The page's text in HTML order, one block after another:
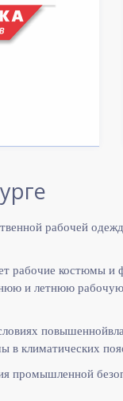
рабочей
рабочие костюмы и
и летнюю
климатических
промышленной